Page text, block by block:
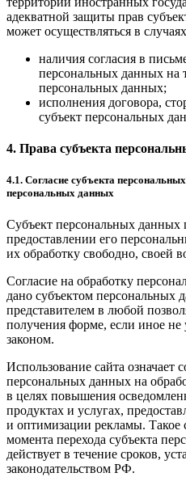
адекватной защиты прав
может осуществляться в
наличия согласия в
персональных данных на
персональных данных;
исполнения договора,
субъект персональных
4. Права субъекта
4.1. Согласие субъекта
персональных данных
Субъект персональных данных
предоставлении его
их обработку свободно, своей
Согласие на обработку
дано субъектом персональных
представителем в любой
получения форме, если иное
законом.
Использование сайта означает
персональных данных на
в целях повышения
продуктах и услугах,
и оптимизации рекламы. Такое
момента перехода субъекта
действует в течение сроков,
законодательством РФ.